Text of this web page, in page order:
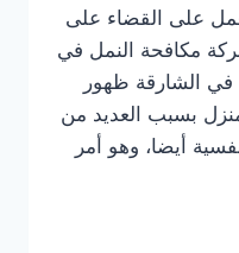
على القضاء على
مكافحة النمل في
في الشارقة ظهور
بسبب العديد من
أيضا، وهو أمر